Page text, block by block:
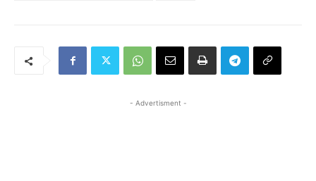
- Advertisment -